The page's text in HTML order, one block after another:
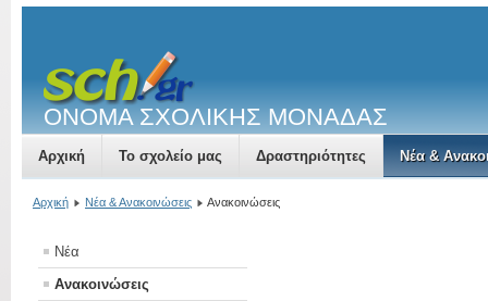
ΟΝΟΜΑ ΣΧΟΛΙΚΗΣ ΜΟΝΑΔΑΣ
Αρχική Το σχολείο μας Δραστηριότητες Νέα &
Αρχική Νέα & Ανακοινώσεις Ανακοινώσεις
Νέα
Ανακοινώσεις